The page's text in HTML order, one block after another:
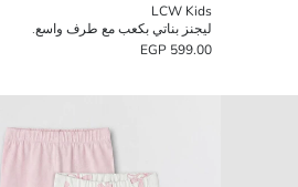
LCW Kids
ليجنز بناتي بكعب مع طرف واسع.
599.00 EGP